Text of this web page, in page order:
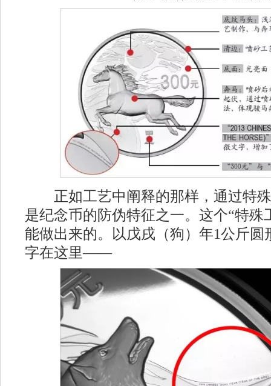
正如工艺中阐释的那样，通过特殊
是纪念币的防伪特征之一。这个“特殊
能做出来的。以戊戌（狗）年1公斤圆
字在这里——